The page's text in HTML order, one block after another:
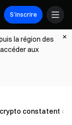
S’inscrire
la région des
aux
constatent